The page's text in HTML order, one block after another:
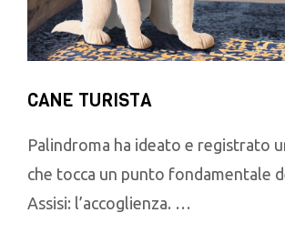
CANE TURISTA
Palindroma ha ideato e registrato
che tocca un punto fondamentale
Assisi: l’accoglienza. …